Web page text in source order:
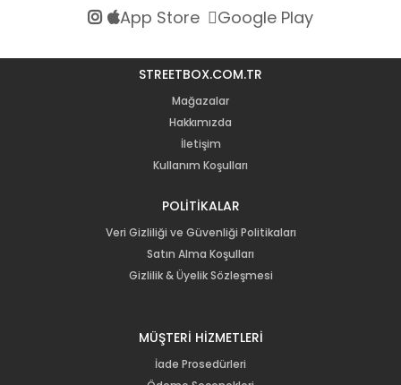
App Store Google Play
STREETBOX.COM.TR
Mağazalar
Hakkımızda
İletişim
Kullanım Koşulları
POLİTİKALAR
Veri Gizliliği ve Güvenliği Politikaları
Satın Alma Koşulları
Gizlilik & Üyelik Sözleşmesi
MÜŞTERİ HİZMETLERİ
İade Prosedürleri